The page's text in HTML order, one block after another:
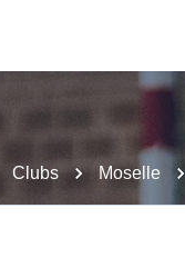
Clubs Moselle